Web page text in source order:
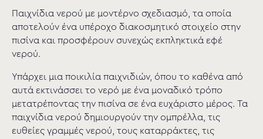
Παιχνίδια νερού µε μοντέρνο σχεδιασµό, τα οποία
αποτελούν ένα υπέροχο διακοσμητικό στοιχείο στην
πισίνα και προσφέρουν συνεχώς εκπληκτικά εφέ
νερού.
Υπάρχει µια ποικιλία παιχνιδιών, όπου το καθένα από
αυτά εκτινάσσει το νερό µε ένα μοναδικό τρόπο
μετατρέποντας την πισίνα σε ένα ευχάριστο µέρος. Τα
παιχνίδια νερού δημιουργούν την ομπρέλλα, τις
ευθείες γραμμές νερού, τους καταρράκτες, τις